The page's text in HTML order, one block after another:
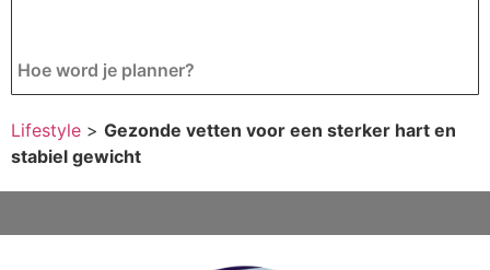
Hoe word je planner?
Lifestyle > Gezonde vetten voor een sterker hart en
stabiel gewicht